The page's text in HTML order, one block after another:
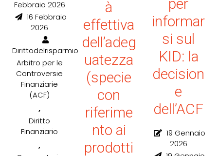
Febbraio 2026
16 Febbraio
2026
Dirittodelrisparmio
Arbitro per le
Controversie
Finanziarie
(ACF)
,
Diritto
Finanziario
,
à
effettiva
dell’adeg
uatezza
(specie
con
riferime
nto ai
prodotti
per
informar
si sul
KID: la
decision
e
dell’ACF
19 Gennaio
2026